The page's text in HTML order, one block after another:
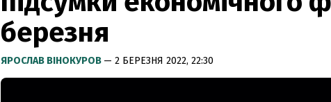
березня
ЯРОСЛАВ ВІНОКУРОВ — 2 БЕРЕЗНЯ 2022, 22:30